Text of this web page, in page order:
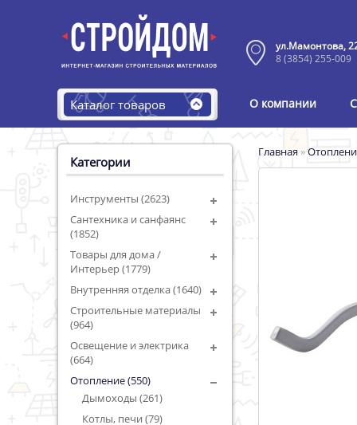
ул.Мамонтова,
8 (3854) 255-009
Каталог товаров О компании
Категории
Инструменты (2623)
Сантехника и санфаянс
(1852)
Товары для дома /
Интерьер (1779)
Внутренняя отделка (1640)
Строительные материалы
(964)
Освещение и электрика
(664)
Отопление (550)
Дымоходы (261)
Котлы, печи (79)
Главная»